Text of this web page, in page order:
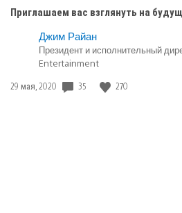
Приглашаем вас взглянуть на
Опубликовано
PlayStation
5
Джим Райан
Президент и исполнительный
Entertainment
Дата
29 мая, 2020 35 270